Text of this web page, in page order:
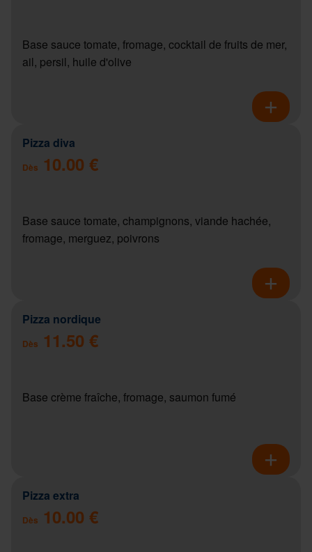
Base sauce tomate, fromage, cocktail de fruits de mer,
ail, persil, huile d'olive
Pizza diva
Dès 10.00 €
Base sauce tomate, champignons, viande hachée,
fromage, merguez, poivrons
Pizza nordique
Dès 11.50 €
Base crème fraîche, fromage, saumon fumé
Pizza extra
Dès 10.00 €